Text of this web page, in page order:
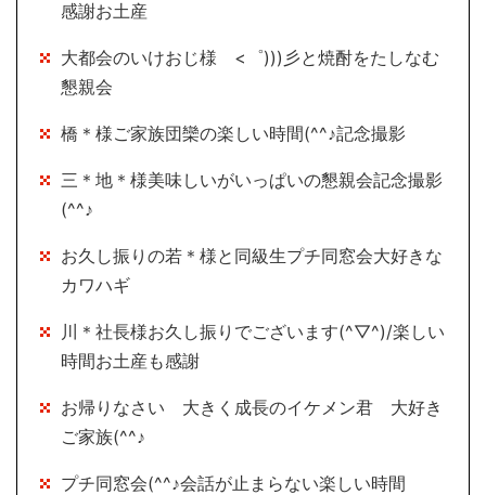
感謝お土産
大都会のいけおじ様 <゜)))彡と焼酎をたしなむ
懇親会
橋＊様ご家族団欒の楽しい時間(^^♪記念撮影
三＊地＊様美味しいがいっぱいの懇親会記念撮影
(^^♪
お久し振りの若＊様と同級生プチ同窓会大好きな
カワハギ
川＊社長様お久し振りでございます(^▽^)/楽しい
時間お土産も感謝
お帰りなさい 大きく成長のイケメン君 大好き
ご家族(^^♪
プチ同窓会(^^♪会話が止まらない楽しい時間